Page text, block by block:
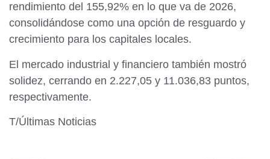
rendimiento del 155,92% en lo que va de 2026,
consolidándose como una opción de resguardo y
crecimiento para los capitales locales.
El mercado industrial y financiero también mostró
solidez, cerrando en 2.227,05 y 11.036,83 puntos,
respectivamente.
T/Últimas Noticias